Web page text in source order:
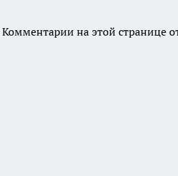
Комментарии на этой странице